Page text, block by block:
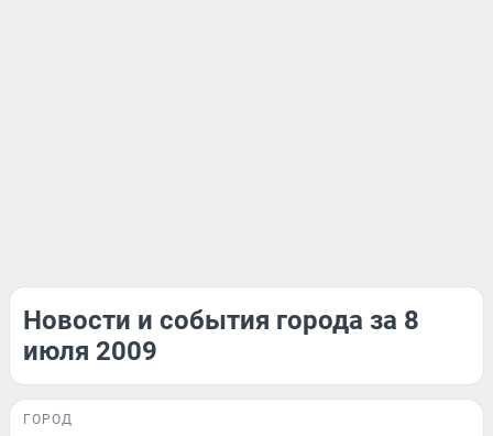
Новости и события города за 8
июля 2009
ГОРОД